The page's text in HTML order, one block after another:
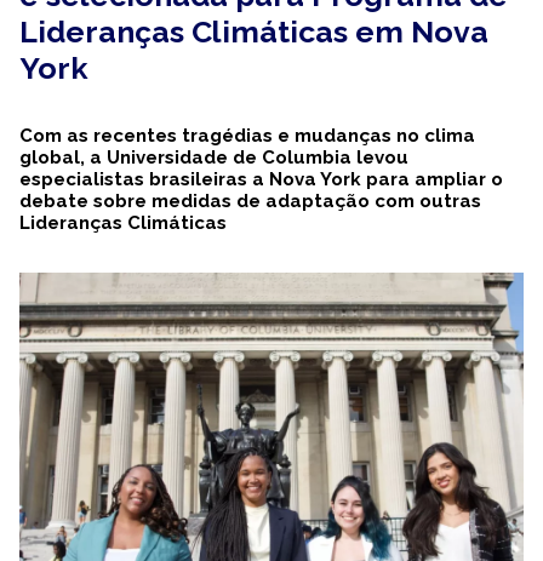
Lideranças Climáticas em Nova
York
Com as recentes tragédias e mudanças no clima
global, a Universidade de Columbia levou
especialistas brasileiras a Nova York para ampliar o
debate sobre medidas de adaptação com outras
Lideranças Climáticas